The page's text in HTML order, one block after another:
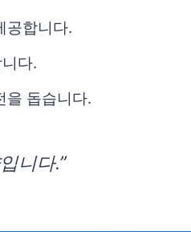
공합니다.
다.
을 돕습니다.
니다.”